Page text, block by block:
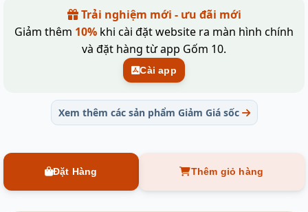
Trải nghiệm mới - ưu đãi mới
Giảm thêm 10% khi cài đặt website ra màn hình chính
và đặt hàng từ app Gốm 10.
Cài app
Xem thêm các sản phẩm Giảm Giá sốc
Đặt Hàng Thêm giỏ hàng